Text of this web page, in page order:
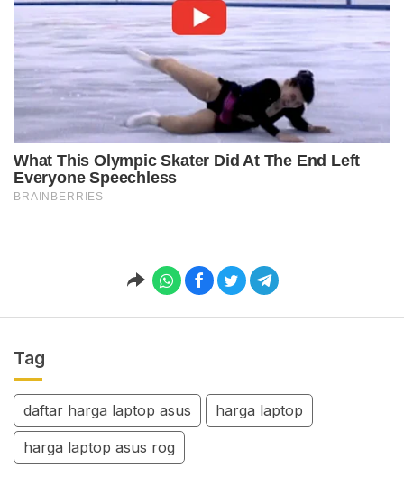
Tag
daftar harga laptop asus harga laptop
harga laptop asus rog